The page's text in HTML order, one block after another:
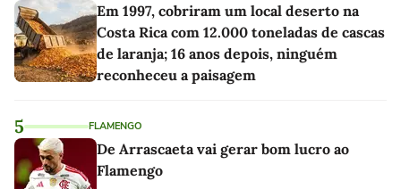
Em 1997, cobriram um local deserto na
Costa Rica com 12.000 toneladas de cascas
de laranja; 16 anos depois, ninguém
reconheceu a paisagem
5 FLAMENGO
De Arrascaeta vai gerar bom lucro ao
Flamengo